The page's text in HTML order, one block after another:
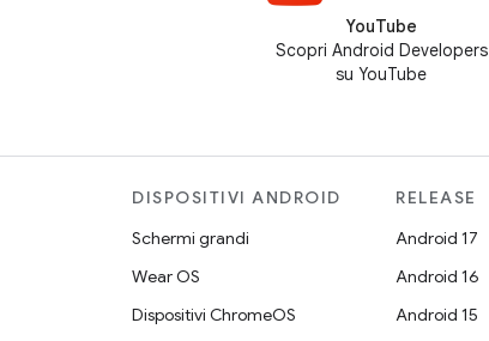
YouTube
Scopri Android Developers
su YouTube
DISPOSITIVI ANDROID
Schermi grandi
Wear OS
Dispositivi ChromeOS
RELEASE
Android 17
Android 16
Android 15